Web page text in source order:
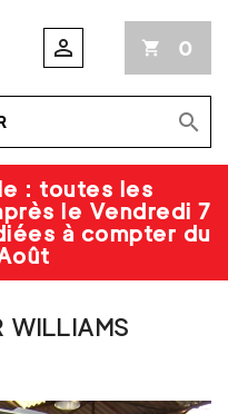
 shopping_cart 0

: toutes les
le Vendredi 7
à compter du
WILLIAMS